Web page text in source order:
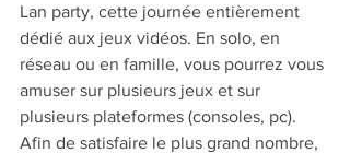
Lan party, cette journée entièrement
dédié aux jeux vidéos. En solo, en
réseau ou en famille, vous pourrez vous
amuser sur plusieurs jeux et sur
plusieurs plateformes (consoles, pc).
Afin de satisfaire le plus grand nombre,